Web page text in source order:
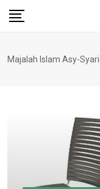
Skip
Majalah Islam Asy-